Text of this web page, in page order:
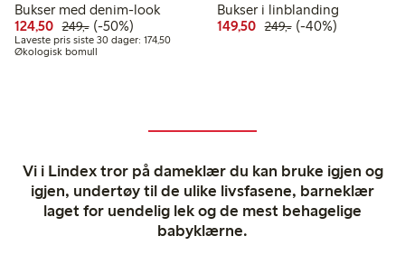
Bukser med denim-look
124,50 Rabattert pris: 124,50 kr
249,-Vanlig pris: 249,00 kr
50% rabatt
(-50%)
Laveste pris siste 30 dager: 174,50Laveste pris siste 30 dager: 174,50 kr
Økologisk bomull
Bukser i linblanding
149,50 Rabattert pris: 149,50
249,-Vanlig pris:
40% rabatt
(-40%)
Vi i Lindex tror på dameklær du kan bruke igjen og
igjen, undertøy til de ulike livsfasene, barneklær
laget for uendelig lek og de mest behagelige
babyklærne.